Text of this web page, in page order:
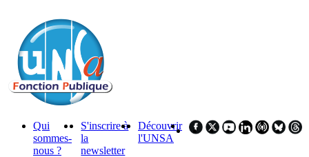
Qui
sommes-
nous ?
S'inscrire à
la
newsletter
Découvrir
l'UNSA